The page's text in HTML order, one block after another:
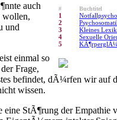
# Buchtitel
1
2
3
Kleines
4
Sexuelle
5
auch
wollen,
und
einmal so
Frage,
befindet, dÃ¼rfen wir auf
wissen.
StÃ¶rung der Empathie